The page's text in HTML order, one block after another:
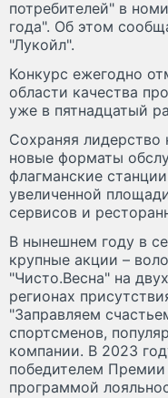
потребителей" в
года". Об этом
"Лукойл".
Конкурс ежегодно
области качества
уже в пятнадцатый
Сохраняя
новые форматы
флагманские
увеличенной
сервисов и
В нынешнем году в
крупные акции –
"Чисто.Весна" на
регионах
"Заправляем
спортсменов,
компании. В 2023
победителем
программой